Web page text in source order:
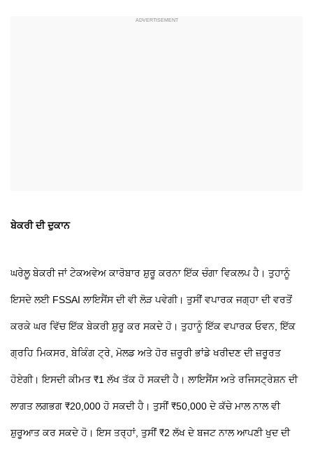
ਬੇਕਰੀ ਦੀ ਦੁਕਾਨ
ਘਰੇਲੂ ਬੇਕਰੀ ਜਾਂ ਟੇਕਅਵੇਅ ਕਾਰੋਬਾਰ ਸ਼ੁਰੂ ਕਰਨਾ ਇੱਕ ਚੰਗਾ ਵਿਕਲਪ ਹੈ। ਤੁਹਾਨੂੰ
ਇਸਦੇ ਲਈ FSSAI ਲਾਇਸੈਂਸ ਦੀ ਵੀ ਲੋੜ ਪਵੇਗੀ। ਤੁਸੀਂ ਵਪਾਰਕ ਜਗ੍ਹਾ ਦੀ ਵਰਤੋਂ
ਕਰਕੇ ਘਰ ਵਿੱਚ ਇੱਕ ਬੇਕਰੀ ਸ਼ੁਰੂ ਕਰ ਸਕਦੇ ਹੋ। ਤੁਹਾਨੂੰ ਇੱਕ ਵਪਾਰਕ ਓਵਨ, ਇੱਕ
ਗ੍ਰਹਿ ਮਿਕਸਰ, ਬੇਕਿੰਗ ਟ੍ਰੇ, ਮੋਲਡ ਅਤੇ ਹੋਰ ਜ਼ਰੂਰੀ ਭਾਂਡੇ ਖਰੀਦਣ ਦੀ ਜ਼ਰੂਰਤ
ਹੋਏਗੀ। ਇਸਦੀ ਕੀਮਤ ₹1 ਲੱਖ ਤੱਕ ਹੋ ਸਕਦੀ ਹੈ। ਲਾਇਸੈਂਸ ਅਤੇ ਰਜਿਸਟ੍ਰੇਸ਼ਨ ਦੀ
ਲਾਗਤ ਲਗਭਗ ₹20,000 ਹੋ ਸਕਦੀ ਹੈ। ਤੁਸੀਂ ₹50,000 ਦੇ ਕੱਚੇ ਮਾਲ ਨਾਲ ਵੀ
ਸ਼ੁਰੂਆਤ ਕਰ ਸਕਦੇ ਹੋ। ਇਸ ਤਰ੍ਹਾਂ, ਤੁਸੀਂ ₹2 ਲੱਖ ਦੇ ਬਜਟ ਨਾਲ ਆਪਣੀ ਖੁਦ ਦੀ